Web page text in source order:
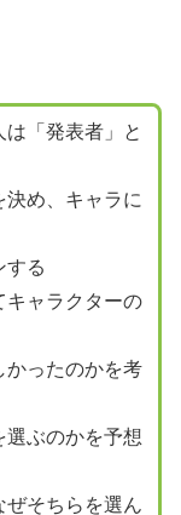
は「発表者」と
決め、キャラに
する
キャラクターの
かったのかを考
選ぶのかを予想
ぜそちらを選ん